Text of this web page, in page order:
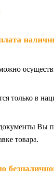
только в
Вы
товара.